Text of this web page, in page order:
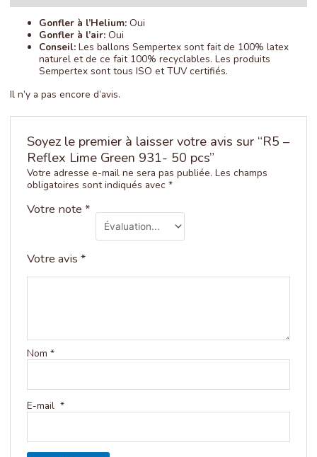
Gonfler à l’Helium: Oui
Gonfler à l’air: Oui
Conseil: Les ballons Sempertex sont fait de 100% latex
naturel et de ce fait 100% recyclables. Les produits
Sempertex sont tous ISO et TUV certifiés.
Il n’y a pas encore d’avis.
Soyez le premier à laisser votre avis sur “R5 –
Reflex Lime Green 931- 50 pcs”
Votre adresse e-mail ne sera pas publiée. Les champs
obligatoires sont indiqués avec *
Votre note *
Votre avis *
Nom *
E-mail *